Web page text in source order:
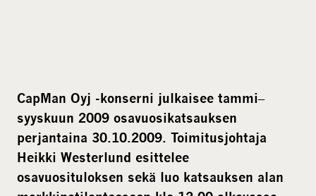
CapMan Oyj -konserni julkaisee tammi–
syyskuun 2009 osavuosikatsauksen
perjantaina 30.10.2009. Toimitusjohtaja
Heikki Westerlund esittelee
osavuosituloksen sekä luo katsauksen alan